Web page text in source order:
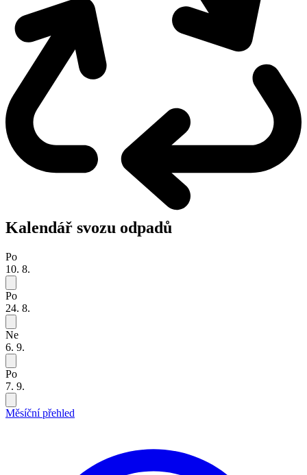
Kalendář svozu odpadů
Po
10. 8.
Po
24. 8.
Ne
6. 9.
Po
7. 9.
Měsíční přehled